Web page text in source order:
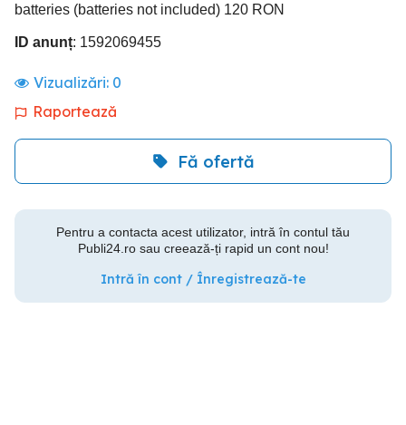
batteries (batteries not included) 120 RON
ID anunț: 1592069455
Vizualizări: 0
Raportează
Fă ofertă
Pentru a contacta acest utilizator, intră în contul tău
Publi24.ro sau creează-ți rapid un cont nou!
Intră în cont / Înregistrează-te